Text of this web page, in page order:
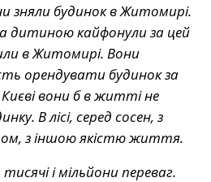
зняли будинок в Житомирі.
дитиною кайфонули за цей
в Житомирі. Вони
орендувати будинок за
вони б в житті не
В лісі, серед сосен, з
з іншою якістю життя.
і мільйони переваг.